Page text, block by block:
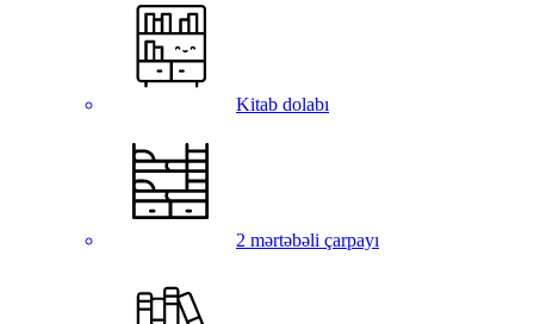
Kitab dolabı
2 mərtəbəli çarpayı